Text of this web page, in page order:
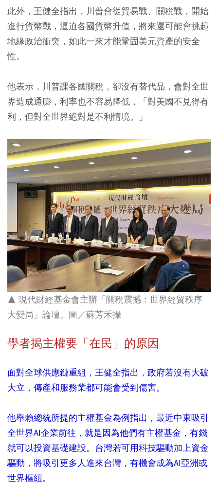
此外，王健全指出，川普會從貿易戰、關稅戰，開始
進行貨幣戰，逼迫各國貨幣升值，將來還可能會挑起
地緣政治衝突，如此一來才能鞏固美元資產的安全
性。
他表示，川普課各國關稅，卻沒有替代品，會對全世
界造成通膨，利率也不容易降低，「對美國不見得有
利，但對全世界絕對是不利情境。」
▲ 現代財經基金會主辦「關稅震撼：世界經貿秩序
大變局」論壇。圖／蘇芳禾攝
學者揭主權要「在民」的原因
面對全球供應鏈重組，王健全指出，政府若沒有大破
大立，傳產和服務業都可能會受到傷害。
他舉賴總統所提的主權基金為例指出，最近中東吸引
全世界AI企業前往，就是因為他們有主權基金，有錢
就可以投資基礎建設。台灣若可用科技驅動加上資金
驅動，將吸引更多人進來台灣，有機會成為AI亞洲或
世界樞紐。